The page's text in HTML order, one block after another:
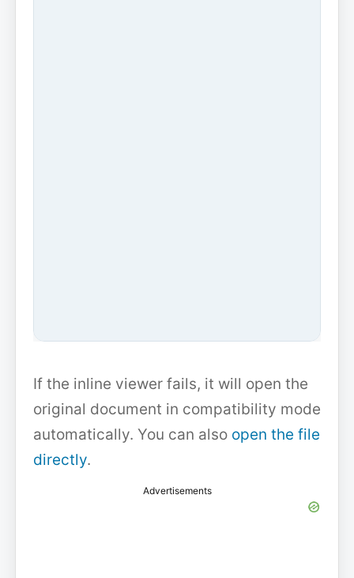
If the inline viewer fails, it will open the
original document in compatibility mode
automatically. You can also open the file
directly.
Advertisements